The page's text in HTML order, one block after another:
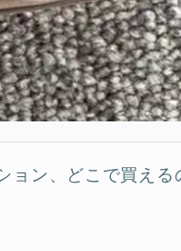
ョン、どこで買え